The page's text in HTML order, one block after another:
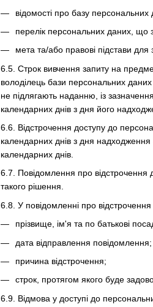
відомості про базу
перелік персональних даних, що
мета та/або правові підстави для
6.5. Строк вивчення запиту на
володілець бази персональних
не підлягають наданню, із
календарних днів з дня його
6.6. Відстрочення доступу до
календарних днів з дня
календарних днів.
6.7. Повідомлення про відстрочення
такого рішення.
6.8. У повідомленні про
прізвище, ім'я та по батькові
дата відправлення повідомлення;
причина відстрочення;
строк, протягом якого буде
6.9. Відмова у доступі до